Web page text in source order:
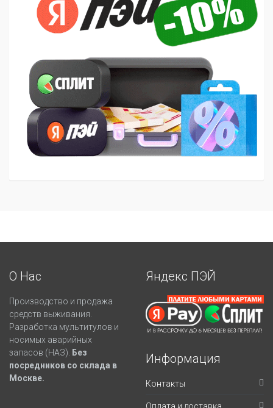
О Нас
Производство и продажа
средств выживания.
Разработка мультитулов и
носимых аварийных
запасов (НАЗ).
Без
посредников со склада в
Москве.
Яндекс ПЭЙ
Информация
Контакты